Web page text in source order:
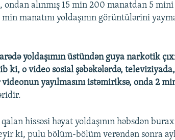
alınmış 15 min 200 manatdan 5 mini
manatını yoldaşının görüntülərini
yoldaşımın üstündən guya narkotik
ki, o video sosial şəbəkələrdə,
yayılmasını istəmiriksə, onda 2
hissəsi həyat yoldaşının həbsdən
ki, pulu bölüm-bölüm verəndən sonra